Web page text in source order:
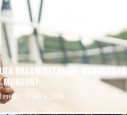
DALAM SETAHUN. MENGAPA IA
Jul 9, 2026